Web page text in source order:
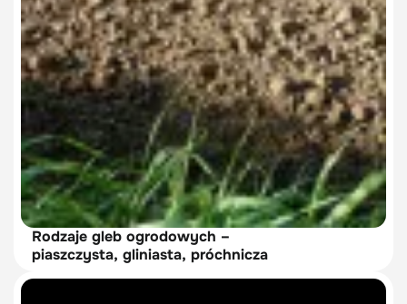
Rodzaje gleb ogrodowych –
piaszczysta, gliniasta, próchnicza